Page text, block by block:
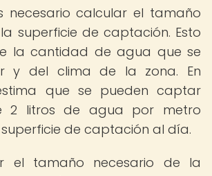
necesario calcular el tamaño
superficie de captación. Esto
la cantidad de agua que se
y del clima de la zona. En
que se pueden captar
2 litros de agua por metro
de captación al día.
el tamaño necesario de la